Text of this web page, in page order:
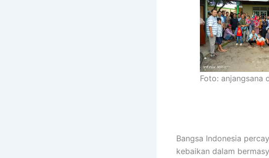
Foto: anjangsana
Bangsa Indonesia
kebaikan dalam